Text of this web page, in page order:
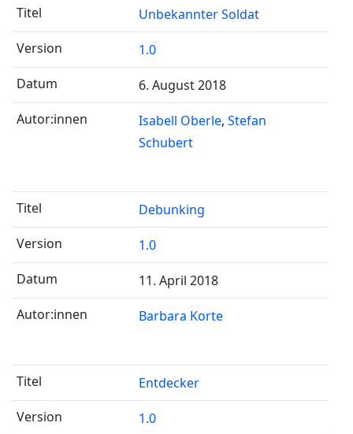
Unbekannter Soldat
1.0
6. August 2018
Isabell Oberle Stefan
Schubert
Debunking
1.0
11. April 2018
Barbara Korte
Entdecker
1.0